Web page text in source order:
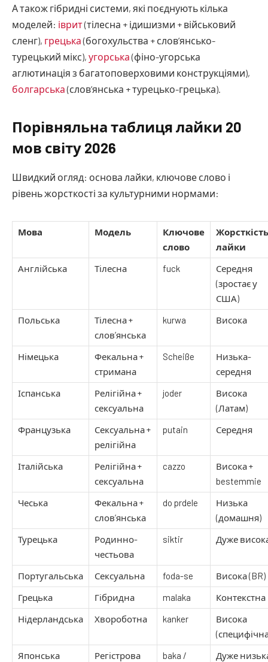
А також гібридні системи, які поєднують кілька
моделей: іврит(тілесна + ідишизми + військовий
сленг), грецька(богохульства + слов’янсько-
турецький мікс), угорська(фіно-угорська
аглютинація з багатоповерховими конструкціями),
болгарська(слов’янська + турецько-грецька).
Порівняльна таблиця лайки 20
мов світу 2026
Швидкий огляд: основа лайки, ключове слово і
рівень жорсткості за культурними нормами:
Мова Модель
Ключове
слово
Жорсткість
лайки
Англійська
Тілесна fuck
Середня
(зростає у
США)
Польська
Тілесна +
слов’янська
kurwa Висока
Німецька
Фекальна +
стримана
Scheiße
Низька-
середня
Іспанська
Релігійна +
сексуальна
joder
Висока
(Латам)
Французька
Сексуальна +
релігійна
putain Середня
Італійська
Релігійна +
сексуальна
cazzo
Висока +
bestemmie
Чеська
Фекальна +
слов’янська
do prdele
Низька
(домашня)
Турецька
Родинно-
честьова
siktir Дуже
Португальська Сексуальна foda-se
Висока (BR)
Грецька
Гібридна malaka
Контекстна
Нідерландська
Хвороботна kanker
Висока
Японська
Регістрова
baka /
Дуже